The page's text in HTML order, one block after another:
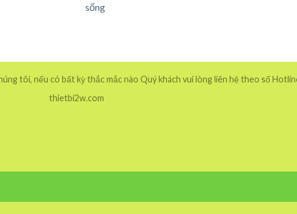
sống
tôi, nếu có bất kỳ thắc mắc nào Quý khách vui lòng liên hệ theo số
thietbi2w.com